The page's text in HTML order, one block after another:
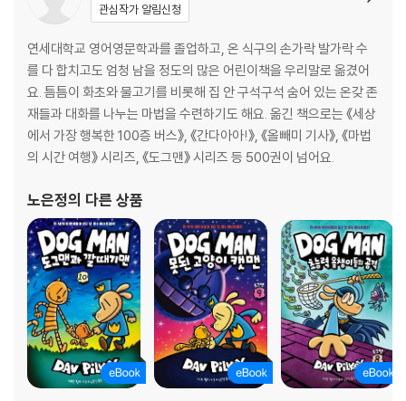
관심작가 알림신청
연세대학교 영어영문학과를 졸업하고, 온 식구의 손가락 발가락 수
를 다 합치고도 엄청 남을 정도의 많은 어린이책을 우리말로 옮겼어
요. 틈틈이 화초와 물고기를 비롯해 집 안 구석구석 숨어 있는 온갖 존
재들과 대화를 나누는 마법을 수련하기도 해요. 옮긴 책으로는 《세상
에서 가장 행복한 100층 버스》, 《간다아아!》, 《올빼미 기사》, 《마법
의 시간 여행》 시리즈, 《도그맨》 시리즈 등 500권이 넘어요.
노은정의 다른 상품